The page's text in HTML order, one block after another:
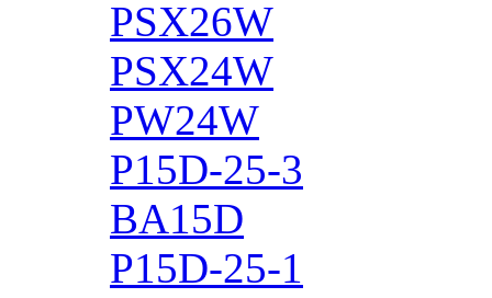
PSX26W
PSX24W
PW24W
P15D-25-3
BA15D
P15D-25-1